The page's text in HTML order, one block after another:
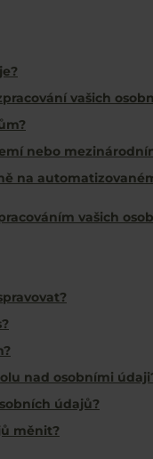
vašich
nebo
na
vašich
nad osobními
údajů?
měnit?